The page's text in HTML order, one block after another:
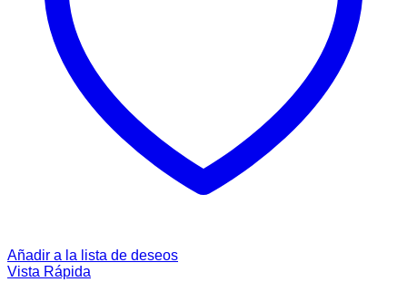
Añadir a la lista de deseos
Vista Rápida